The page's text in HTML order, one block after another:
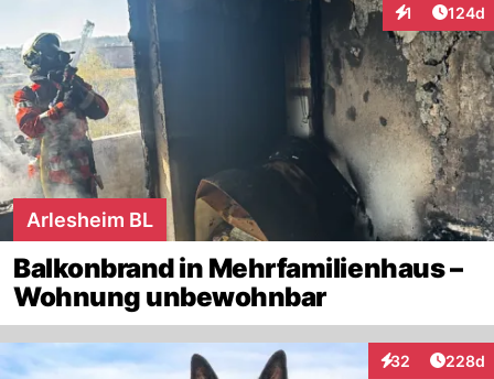
1
Interaktionen
124d
Arlesheim BL
Balkonbrand in Mehrfamilienhaus –
Wohnung unbewohnbar
32
Interaktionen
228d